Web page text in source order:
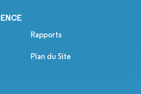
Rapports
Plan du Site